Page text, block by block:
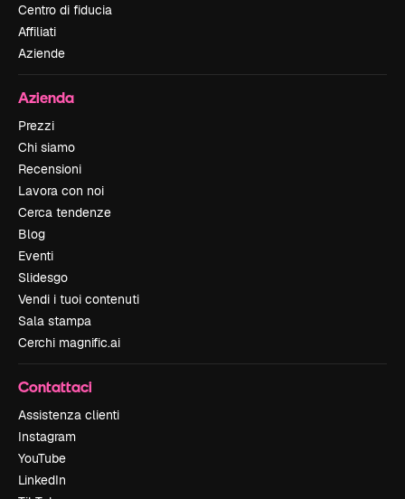
Centro di fiducia
Affiliati
Aziende
Azienda
Prezzi
Chi siamo
Recensioni
Lavora con noi
Cerca tendenze
Blog
Eventi
Slidesgo
Vendi i tuoi contenuti
Sala stampa
Cerchi magnific.ai
Contattaci
Assistenza clienti
Instagram
YouTube
LinkedIn